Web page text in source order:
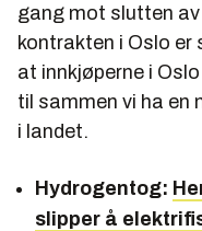
gang mot slutten
kontrakten i Oslo
at innkjøperne i
til sammen vi ha en
i landet.
Hydrogentog:
slipper å